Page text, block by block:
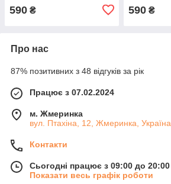
590 ₴ 590₴
Про нас
87% позитивних з 48 відгуків за рік
Працює з 07.02.2024
м. Жмеринка
вул. Птахіна, 12, Жмеринка, Україна
Контакти
Сьогодні працює з 09:00 до 20:00
Показати весь графік роботи